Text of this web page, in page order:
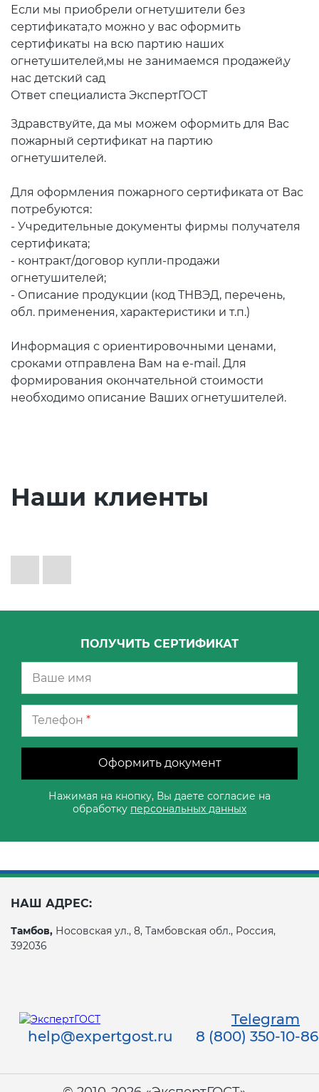
Если мы приобрели огнетушители без
сертификата,то можно у вас оформить
сертификаты на всю партию наших
огнетушителей,мы не занимаемся продажей,у
нас детский сад
Ответ специалиста ЭкспертГОСТ
Здравствуйте, да мы можем оформить для Вас
пожарный сертификат на партию
огнетушителей.
Для оформления пожарного сертификата от Вас
потребуются:
- Учредительные документы фирмы получателя
сертификата;
- контракт/договор купли-продажи
огнетушителей;
- Описание продукции (код ТНВЭД, перечень,
обл. применения, характеристики и т.п.)
Информация с ориентировочными ценами,
сроками отправлена Вам на e-mail. Для
формирования окончательной стоимости
необходимо описание Ваших огнетушителей.
Наши клиенты
ПОЛУЧИТЬ СЕРТИФИКАТ
Телефон *
Оформить документ
Нажимая на кнопку, Вы даете согласие на
обработку персональных данных
НАШ АДРЕС:
Тамбов, Носовская ул., 8, Тамбовская обл., Россия,
392036
Telegram
help@expertgost.ru
8 (800) 350-10-86